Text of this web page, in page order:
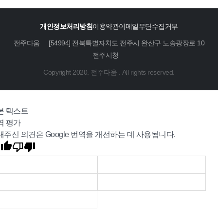
개인정보처리방침이용약관이메일무단수집거부
전주다움
[54994] 전북특별자치도 전주시 완산구 노송광장로 10
전주시청
Copyright 2020. 전주다움 . All rights reserved.
텍스트
평가
주신 의견은 Google 번역을 개선하는 데 사용됩니다.